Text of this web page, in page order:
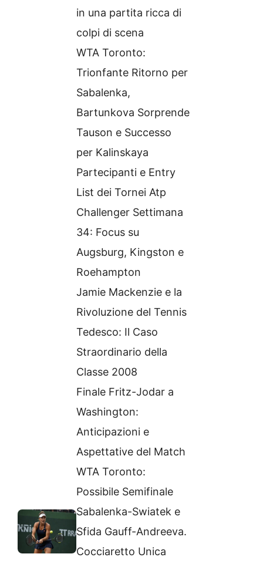
in una partita ricca di
colpi di scena
WTA Toronto:
Trionfante Ritorno per
Sabalenka,
Bartunkova Sorprende
Tauson e Successo
per Kalinskaya
Partecipanti e Entry
List dei Tornei Atp
Challenger Settimana
34: Focus su
Augsburg, Kingston e
Roehampton
Jamie Mackenzie e la
Rivoluzione del Tennis
Tedesco: Il Caso
Straordinario della
Classe 2008
Finale Fritz-Jodar a
Washington:
Anticipazioni e
Aspettative del Match
WTA Toronto:
Possibile Semifinale
Sabalenka-Swiatek e
Sfida Gauff-Andreeva.
Cocciaretto Unica